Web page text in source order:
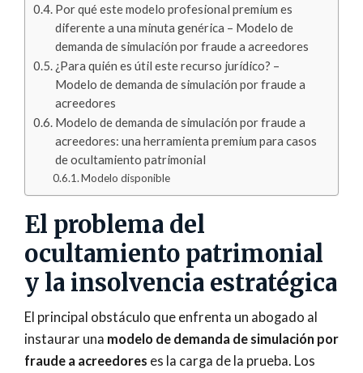
Por qué este modelo profesional premium es
diferente a una minuta genérica – Modelo de
demanda de simulación por fraude a acreedores
¿Para quién es útil este recurso jurídico? –
Modelo de demanda de simulación por fraude a
acreedores
Modelo de demanda de simulación por fraude a
acreedores: una herramienta premium para casos
de ocultamiento patrimonial
Modelo disponible
El problema del
ocultamiento patrimonial
y la insolvencia estratégica
El principal obstáculo que enfrenta un abogado al
instaurar una modelo de demanda de simulación por
fraude a acreedores es la carga de la prueba. Los